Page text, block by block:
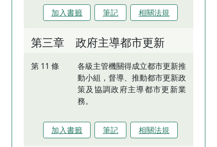
加入書籤 筆記 相關法規
第三章 政府主導都市更新
第 11 條
各級主管機關得成立都市更新推
動小組，督導、推動都市更新政
策及協調政府主導都市更新業
務。
加入書籤 筆記 相關法規